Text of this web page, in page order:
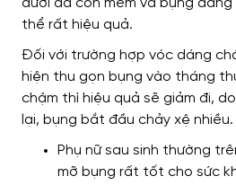
dưới da còn mềm và bụng
thể rất hiệu quả.
Đối với trường hợp vóc dáng
hiện thu gọn bụng vào tháng
chậm thì hiệu quả sẽ giảm đi,
lại, bụng bắt đầu chảy xệ nhiều.
Phụ nữ sau sinh thường
mỡ bụng rất tốt cho sức